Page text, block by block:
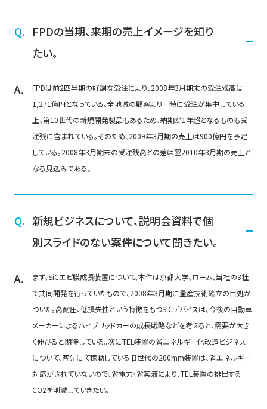
FPDの当期、来期の売上イメージを知り
たい。
FPDは前2四半期の好調な受注により、2008年3月期末の受注残高は
1,271億円となっている。全地域の顧客より一時に受注が集中している
上、第10世代の新規開発製品もあるため、納期が1年超となるものも受
注残に含まれている。そのため、2009年3月期の売上は900億円を予定
している。2008年3月期末の受注残高との差は翌2010年3月期の売上と
なる見込みである。
新規ビジネスについて、説明会資料で個
別スライドのない案件について聞きたい。
まず、SiCエピ膜成長装置について、本件は京都大学、ローム、当社の3社
で共同開発を行っていたもので、2008年3月期に量産技術確立の目処が
ついた。高耐圧、低損失性という特徴をもつSiCデバイスは、今後の自動車
メーカーによるハイブリッドカーの成長戦略などを考えると、需要が大き
く伸びると期待している。次にTEL装置の省エネルギー化改造ビジネス
について、客先にて稼動している旧世代の200mm装置は、省エネルギー
対応がされていないので、省電力・省薬液により、TEL装置の排出する
CO2を削減していきたい。